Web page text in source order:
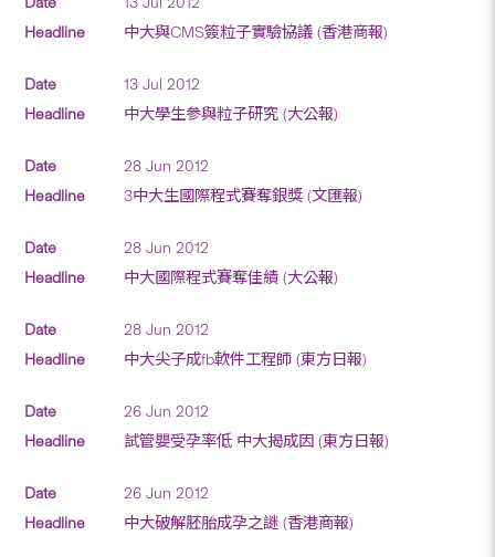
中大與CMS簽粒子實驗協議 (香港商報)
13 Jul 2012
中大學生參與粒子研究 (大公報)
28 Jun 2012
3中大生國際程式賽奪銀獎 (文匯報)
28 Jun 2012
中大國際程式賽奪佳績 (大公報)
28 Jun 2012
中大尖子成fb軟件工程師 (東方日報)
26 Jun 2012
試管嬰受孕率低 中大揭成因 (東方日報)
26 Jun 2012
中大破解胚胎成孕之謎 (香港商報)